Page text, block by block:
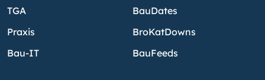
TGA
Praxis
Bau-IT
BauDates
BroKatDowns
BauFeeds